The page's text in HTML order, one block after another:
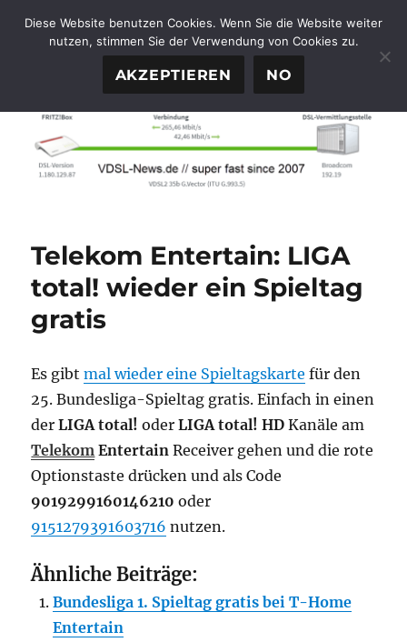
FTTH-News.de
Telekom Entertain: LIGA
total! wieder ein Spieltag
gratis
Es gibtmal wieder eine Spieltagskarte für den
25. Bundesliga-Spieltag gratis. Einfach in einen
derLIGA total! oderLIGA total! HD Kanäle am
Telekom Entertain Receiver gehen und die rote
Optionstaste drücken und als Code
9019299160146210 oder
9151279391603716 nutzen.
Ähnliche Beiträge:
Bundesliga 1. Spieltag gratis bei T-Home
Entertain
Diese Website benutzen Cookies. Wenn Sie die Website weiter
nutzen, stimmen Sie der Verwendung von Cookies zu.
AKZEPTIEREN NO